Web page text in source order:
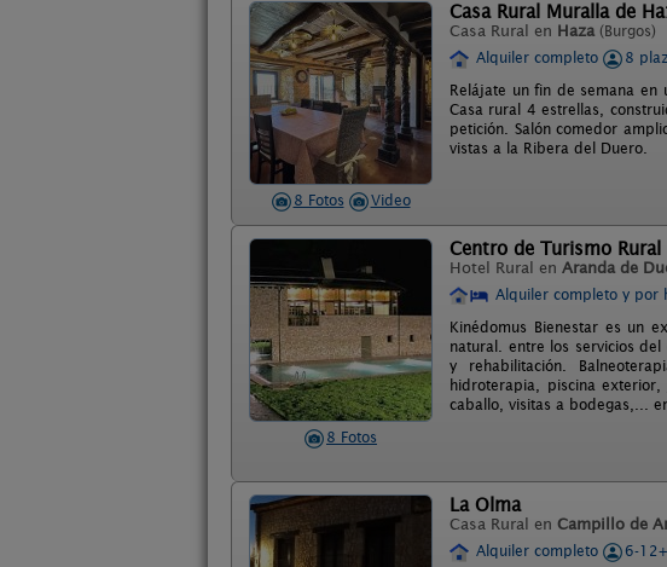
8 Fotos Video
Casa Rural Muralla de
Casa Rural en Haza (Burgos)
Alquiler completo
8
Relájate un fin de semana en
Casa rural 4 estrellas,
petición. Salón comedor
vistas a la Ribera del Duero.
8 Fotos
Centro de Turismo
Hotel Rural en Aranda de
Alquiler completo y por
Kinédomus Bienestar es un
natural. entre los servicios
y rehabilitación.
hidroterapia, piscina
caballo, visitas a bodegas,...
La Olma
Casa Rural en Campillo de
Alquiler completo
6-